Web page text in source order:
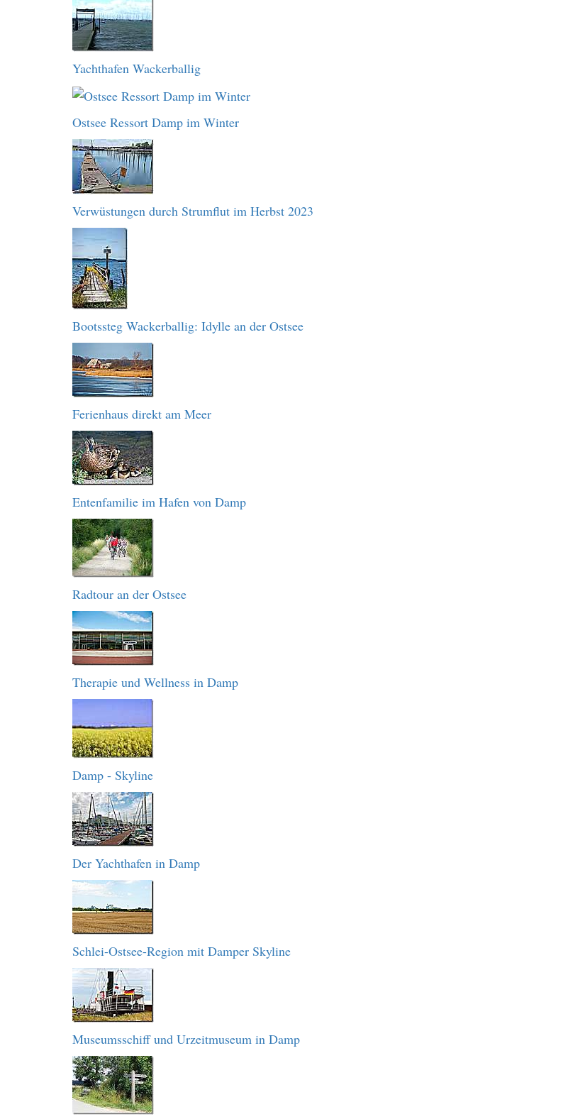
Yachthafen Wackerballig
Ostsee Ressort Damp im Winter
Verwüstungen durch Strumflut im Herbst 2023
Bootssteg Wackerballig: Idylle an der Ostsee
Ferienhaus direkt am Meer
Entenfamilie im Hafen von Damp
Radtour an der Ostsee
Therapie und Wellness in Damp
Damp - Skyline
Der Yachthafen in Damp
Schlei-Ostsee-Region mit Damper Skyline
Museumsschiff und Urzeitmuseum in Damp